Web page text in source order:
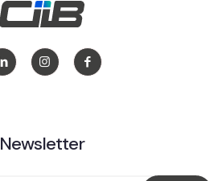
Newsletter